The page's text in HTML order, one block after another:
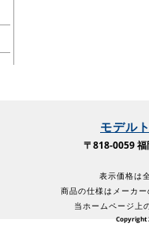
モデル
〒818-0059
表示価格は
商品の仕様はメーカ
当ホームページ上
Copyright